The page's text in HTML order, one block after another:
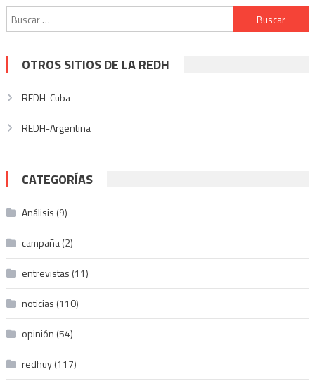
Buscar:
OTROS SITIOS DE LA REDH
REDH-Cuba
REDH-Argentina
CATEGORÍAS
Análisis (9)
campaña(2)
entrevistas (11)
noticias (110)
opinión (54)
redhuy(117)